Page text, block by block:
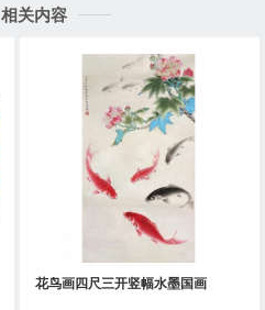
相关内容
花鸟画四尺三开竖幅水墨国画